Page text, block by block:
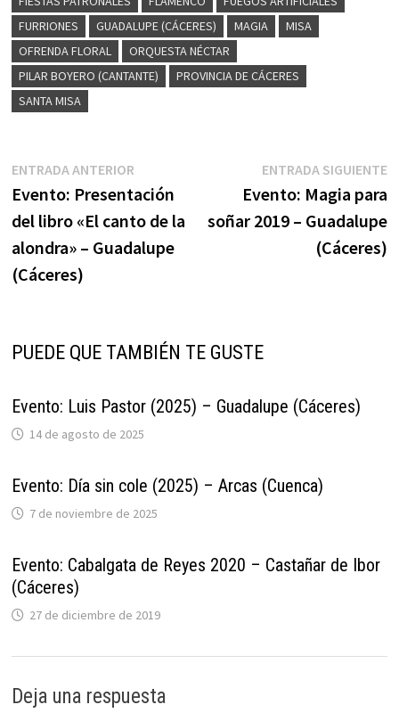
FURRIONES
GUADALUPE (CÁCERES) MAGIA
MISA
OFRENDA FLORAL
ORQUESTA NÉCTAR
PILAR BOYERO (CANTANTE)
PROVINCIA DE CÁCERES
SANTA MISA
Navegación
de
entradas
ENTRADA ANTERIOREntrada
anterior:
Evento: Presentación
del libro «El canto de la
alondra» – Guadalupe
(Cáceres)
ENTRADA SIGUIENTE
Evento: Magia para
soñar 2019 – Guadalupe
(Cáceres)
PUEDE QUE TAMBIÉN TE GUSTE
Evento: Luis Pastor (2025) – Guadalupe (Cáceres)
14 de agosto de 2025
Evento: Día sin cole (2025) – Arcas (Cuenca)
7 de noviembre de 2025
Evento: Cabalgata de Reyes 2020 – Castañar de Ibor
(Cáceres)
27 de diciembre de 2019
Deja una respuesta